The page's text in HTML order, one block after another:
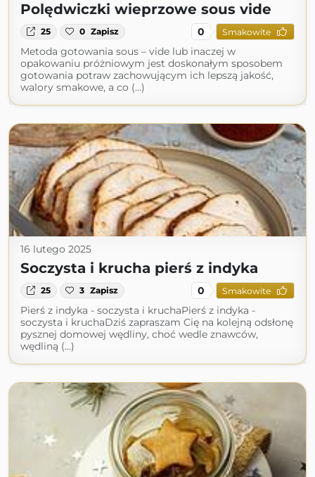
Polędwiczki wieprzowe sous vide
25 0 Zapisz 0 Smakowite
Metoda gotowania sous – vide lub inaczej w
opakowaniu próżniowym jest doskonałym sposobem
gotowania potraw zachowującym ich lepszą jakość,
walory smakowe, a co (...)
16 lutego 2025
Soczysta i krucha pierś z indyka
25 3 Zapisz 0 Smakowite
Pierś z indyka - soczysta i kruchaPierś z indyka -
soczysta i kruchaDziś zapraszam Cię na kolejną odsłonę
pysznej domowej wędliny, choć wedle znawców,
wędliną (...)